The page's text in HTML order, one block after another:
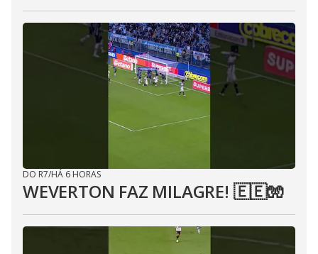
DO R7/HÁ 6 HORAS
WEVERTON FAZ MILAGRE! 🇪🇪🧤